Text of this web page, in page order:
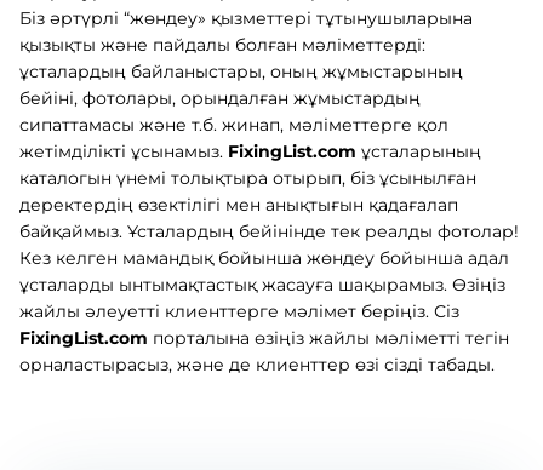
Біз әртүрлі “жөндеу» қызметтері тұтынушыларына
қызықты және пайдалы болған мәліметтерді:
ұсталардың байланыстары, оның жұмыстарының
бейіні, фотолары, орындалған жұмыстардың
сипаттамасы және т.б. жинап, мәліметтерге қол
жетімділікті ұсынамыз. FixingList.com ұсталарының
каталогын үнемі толықтыра отырып, біз ұсынылған
деректердің өзектілігі мен анықтығын қадағалап
байқаймыз. Ұсталардың бейінінде тек реалды фотолар!
Кез келген мамандық бойынша жөндеу бойынша адал
ұсталарды ынтымақтастық жасауға шақырамыз. Өзіңіз
жайлы әлеуетті клиенттерге мәлімет беріңіз. Сіз
FixingList.com порталына өзіңіз жайлы мәліметті тегін
орналастырасыз, және де клиенттер өзі сізді табады.